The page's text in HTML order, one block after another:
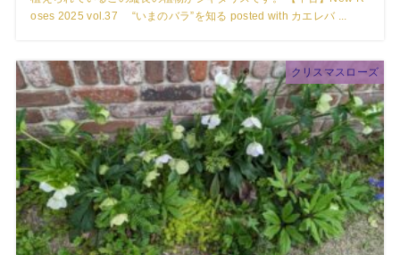
oses 2025 vol.37 “いまのバラ”を知る posted with カエレバ ...
クリスマスローズ